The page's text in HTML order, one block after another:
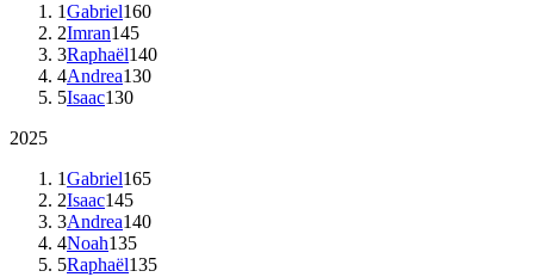
1Gabriel160
2Imran145
3Raphaël140
4Andrea130
5Isaac130
2025
1Gabriel165
2Isaac145
3Andrea140
4Noah135
5Raphaël135